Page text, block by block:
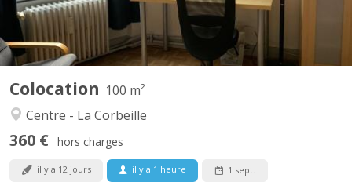
Colocation 100 m²
Centre - La Corbeille
360 € hors charges
il y a 12 jours il y a 1 heure 1 sept.